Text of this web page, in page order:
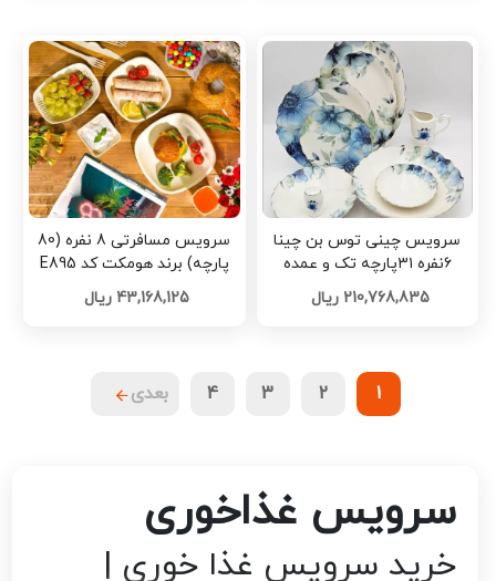
سرویس چینی توس بن چینا
۶نفره ۳۱پارچه تک و عمده
کدP843
210,768,835 ریال
سرویس مسافرتی 8 نفره (80
پارچه) برند هومکت کد E895
تک و عمده
43,168,125 ریال
1
2
3
4 بعدی
سرویس غذاخوری
خرید سرویس غذا خوری |